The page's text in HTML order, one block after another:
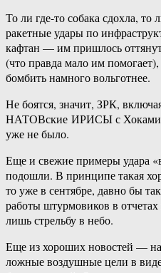
То ли где-то собака сдохла,
ракетные удары по
кафтан — им пришлось
(что правда мало им
бомбить намного вольготнее.
Не боятся, значит, ЗРК,
НАТОВские ИРИСЫ с Хоками.
уже не было.
Еще и свежие примеры удара
подошли. В принципе такая
то уже в сентябре, давно бы
работы штурмовиков в
лишь стрельбу в небо.
Еще из хороших новостей —
ложные воздушные цели в